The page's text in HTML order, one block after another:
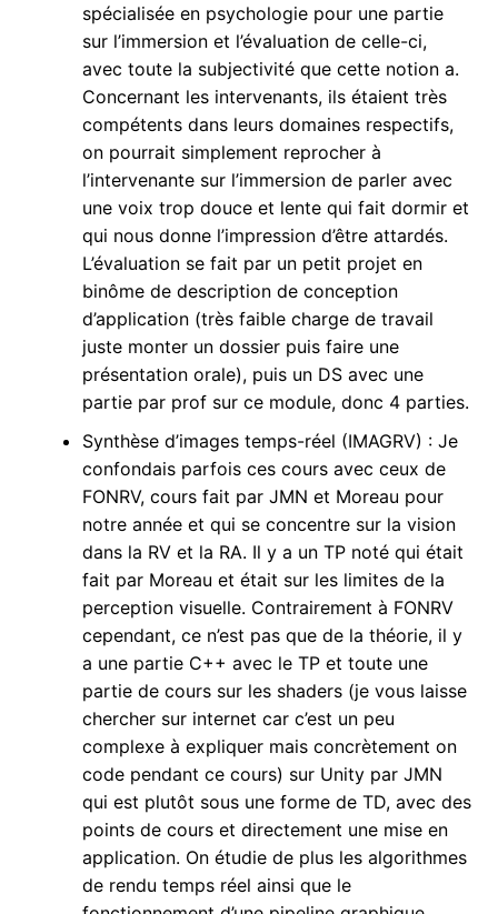
spécialisée en psychologie pour une partie
sur l’immersion et l’évaluation de celle-ci,
avec toute la subjectivité que cette notion a.
Concernant les intervenants, ils étaient très
compétents dans leurs domaines respectifs,
on pourrait simplement reprocher à
l’intervenante sur l’immersion de parler avec
une voix trop douce et lente qui fait dormir et
qui nous donne l’impression d’être attardés.
L’évaluation se fait par un petit projet en
binôme de description de conception
d’application (très faible charge de travail
juste monter un dossier puis faire une
présentation orale), puis un DS avec une
partie par prof sur ce module, donc 4 parties.
Synthèse d’images temps-réel (IMAGRV) : Je
confondais parfois ces cours avec ceux de
FONRV, cours fait par JMN et Moreau pour
notre année et qui se concentre sur la vision
dans la RV et la RA. Il y a un TP noté qui était
fait par Moreau et était sur les limites de la
perception visuelle. Contrairement à FONRV
cependant, ce n’est pas que de la théorie, il y
a une partie C++ avec le TP et toute une
partie de cours sur les shaders (je vous laisse
chercher sur internet car c’est un peu
complexe à expliquer mais concrètement on
code pendant ce cours) sur Unity par JMN
qui est plutôt sous une forme de TD, avec des
points de cours et directement une mise en
application. On étudie de plus les algorithmes
de rendu temps réel ainsi que le